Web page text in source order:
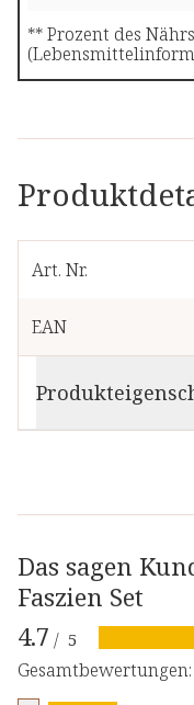
Art. Nr.
EAN
** Prozent des
Das sagen
Faszien Set
4.7 / 5
Gesamtbewertungen: